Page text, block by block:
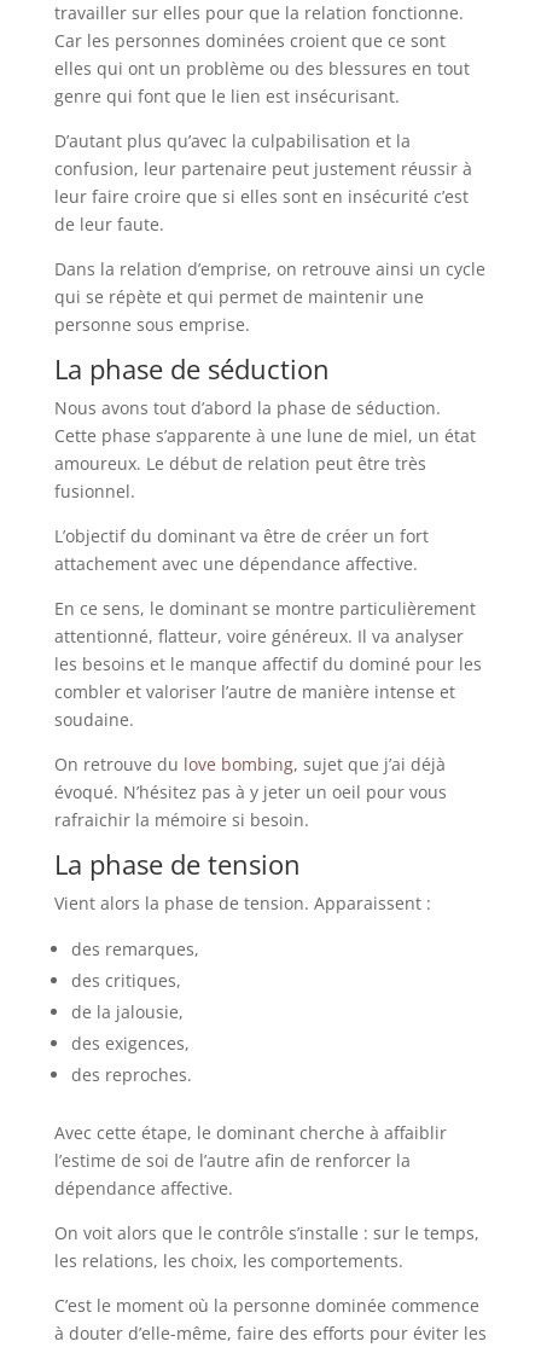
travailler sur elles pour que la relation fonctionne.
Car les personnes dominées croient que ce sont
elles qui ont un problème ou des blessures en tout
genre qui font que le lien est insécurisant.
D’autant plus qu’avec la culpabilisation et la
confusion, leur partenaire peut justement réussir à
leur faire croire que si elles sont en insécurité c’est
de leur faute.
Dans la relation d’emprise, on retrouve ainsi un cycle
qui se répète et qui permet de maintenir une
personne sous emprise.
La phase de séduction
Nous avons tout d’abord la phase de séduction.
Cette phase s’apparente à une lune de miel, un état
amoureux. Le début de relation peut être très
fusionnel.
L’objectif du dominant va être de créer un fort
attachement avec une dépendance affective.
En ce sens, le dominant se montre particulièrement
attentionné, flatteur, voire généreux. Il va analyser
les besoins et le manque affectif du dominé pour les
combler et valoriser l’autre de manière intense et
soudaine.
On retrouve du love bombing, sujet que j’ai déjà
évoqué. N’hésitez pas à y jeter un oeil pour vous
rafraichir la mémoire si besoin.
La phase de tension
Vient alors la phase de tension. Apparaissent :
des remarques,
des critiques,
de la jalousie,
des exigences,
des reproches.
Avec cette étape, le dominant cherche à affaiblir
l’estime de soi de l’autre afin de renforcer la
dépendance affective.
On voit alors que le contrôle s’installe : sur le temps,
les relations, les choix, les comportements.
C’est le moment où la personne dominée commence
à douter d’elle-même, faire des efforts pour éviter les